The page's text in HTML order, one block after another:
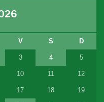
V S D
3 4 5
10 11 12
17 18 19